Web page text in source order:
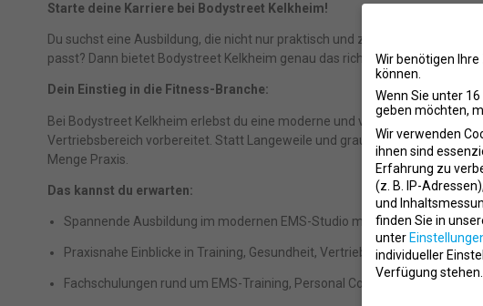
Starte deine Karriere bei Bodystreet Kelkheim!
Du suchst eine Ausbildung, die nicht nur praktisch und zukunftssicher ist,
passt? Dann bietet Bodystreet Kelkheim genau das richtige Umfeld, um
Dein Einstieg in die Fitness-Branche:
Bei Bodystreet Kelkheim erlebst du eine moderne und vielseitige
Vertriebsbereich vorbereitet. Statt Langeweile und grauem Büroalltag
Menge Praxis.
Das kannst du erwarten:
Spannende Ausbildung im modernen EMS-Studio mit viel Kundenkontakt
Praxisnahe Einblicke in Training, Gesundheit, Vertrieb und Beratung
Fachschulungen rund um EMS-Training, Personal Coaching und
Wir benötigen
können.
Wenn Sie unter
geben möchten,
Wir verwenden
ihnen sind
Erfahrung zu
(z. B. IP-
und
finden Sie in
unter
individueller
Verfügung stehen.